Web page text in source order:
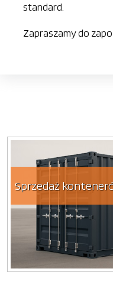
standard.
Zapraszamy do
Sprzedaż